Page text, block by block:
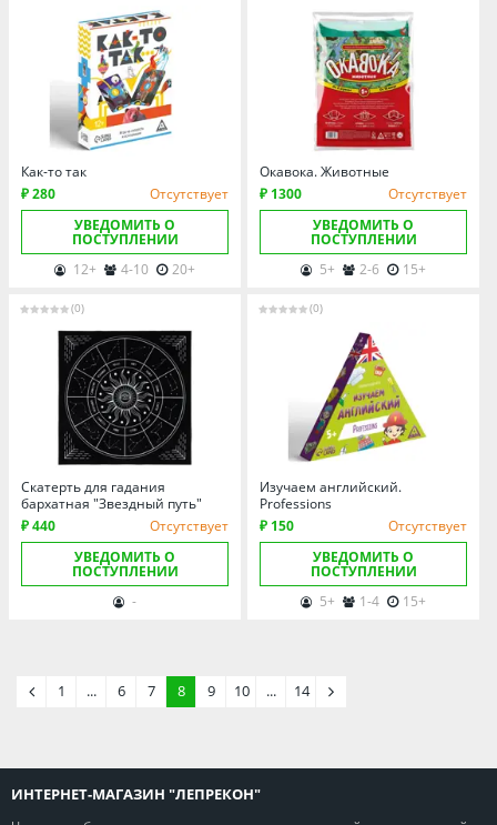
Как-то так
₽ 280
Отсутствует
УВЕДОМИТЬ О
ПОСТУПЛЕНИИ
12+
4-10 20+
Окавока. Животные
₽ 1300
Отсутствует
УВЕДОМИТЬ О
ПОСТУПЛЕНИИ
5+
2-6 15+
(0)
Скатерть для гадания
бархатная "Звездный путь"
₽ 440
Отсутствует
УВЕДОМИТЬ О
ПОСТУПЛЕНИИ
-
(0)
Изучаем английский.
Professions
₽ 150
Отсутствует
УВЕДОМИТЬ О
ПОСТУПЛЕНИИ
5+
1-4 15+
1 ... 6 7 8 9 10 ... 14
ИНТЕРНЕТ-МАГАЗИН "ЛЕПРЕКОН"